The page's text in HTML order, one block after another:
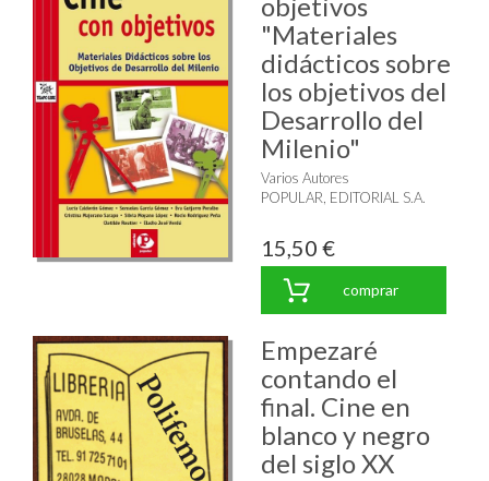
objetivos
"Materiales
didácticos sobre
los objetivos del
Desarrollo del
Milenio"
Varios Autores
POPULAR, EDITORIAL S.A.
15,50 €
comprar
Empezaré
contando el
final. Cine en
blanco y negro
del siglo XX